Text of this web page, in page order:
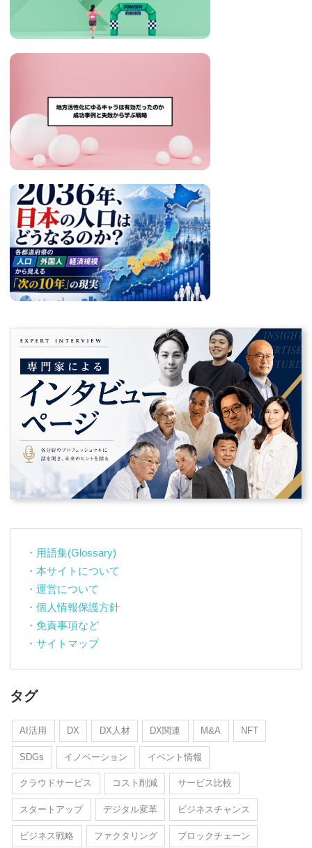
・用語集(Glossary)
・本サイトについて
・運営について
・個人情報保護方針
・免責事項など
・サイトマップ
タグ
AI活用 DX DX人材 DX関連 M&A NFT
SDGs イノベーション イベント情報
クラウドサービス コスト削減 サービス比較
スタートアップ デジタル変革 ビジネスチャンス
ビジネス戦略 ファクタリング ブロックチェーン